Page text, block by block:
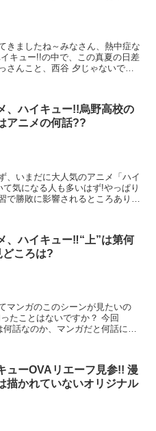
きましたね～みなさん、熱中症な
キュー!!の中で、この真夏の日差
さんこと、西谷 夕じゃないでし
、ハイキュー!!烏野高校の
アニメの何話??
、いまだに大人気のアニメ「ハイ
気になる人も多いはず!やっぱり
勝敗に影響されるところありま
、ハイキュー‼“上”は第何
ころは?
マンガのこのシーンが見たいの
ことはないですか？ 今回
何話なのか、マンガだと何話にな
ューOVAリエーフ見参!! 漫
描かれていないオリジナル